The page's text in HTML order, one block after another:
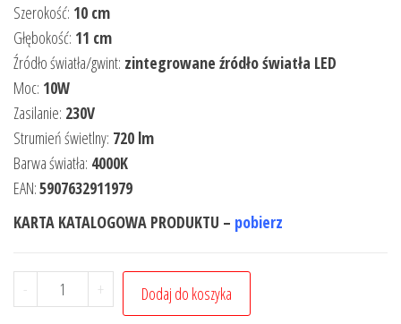
Szerokość: 10 cm
Głębokość: 11 cm
Źródło światła/gwint: zintegrowane źródło światła LED
Moc: 10W
Zasilanie: 230V
Strumień świetlny: 720 lm
Barwa światła: 4000K
EAN:5907632911979
KARTA KATALOGOWA PRODUKTU – pobierz
- + Dodaj do koszyka